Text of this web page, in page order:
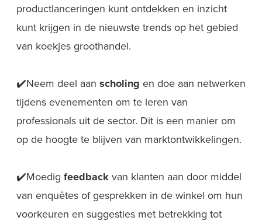
productlanceringen kunt ontdekken en inzicht
kunt krijgen in de nieuwste trends op het gebied
van koekjes groothandel.
✔️Neem deel aan scholing en doe aan netwerken
tijdens evenementen om te leren van
professionals uit de sector. Dit is een manier om
op de hoogte te blijven van marktontwikkelingen.
✔️Moedig feedback van klanten aan door middel
van enquêtes of gesprekken in de winkel om hun
voorkeuren en suggesties met betrekking tot